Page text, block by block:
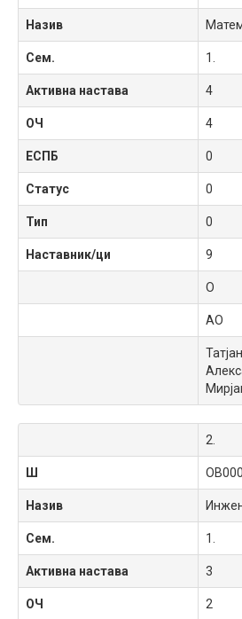
Назив
Сем. 1.
Активна настава 4
ОЧ 4
ЕСПБ 0
Статус 0
Тип 0
Наставник/ци 9
O
АО
2.
Ш
Назив
Сем. 1.
Активна настава 3
ОЧ 2